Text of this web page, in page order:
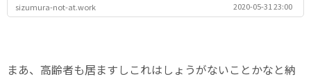
sizumura-not-at.work 2020-05-31 23:00
まあ、高齢者も居ますしこれはしょうがないことかなと納